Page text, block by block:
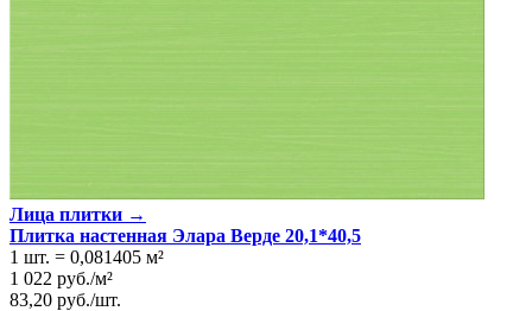
Лица плитки →
Плитка настенная Элара Верде 20,1*40,5
1 шт. = 0,081405 м²
1 022 руб./м²
83,20 руб./шт.